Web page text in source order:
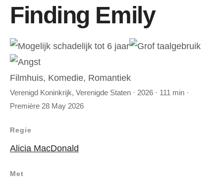
Finding Emily
Filmhuis, Komedie, Romantiek
Verenigd Koninkrijk, Verenigde Staten · 2026 · 111 min ·
Première 28 May 2026
Regie
Alicia MacDonald
Met